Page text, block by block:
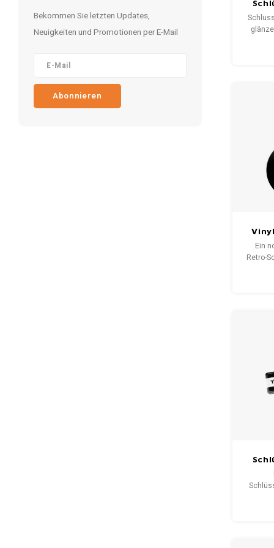
Bekommen Sie letzten Updates,
Neuigkeiten und Promotionen per E-Mail
Abonnieren
der
Ein
Retro-